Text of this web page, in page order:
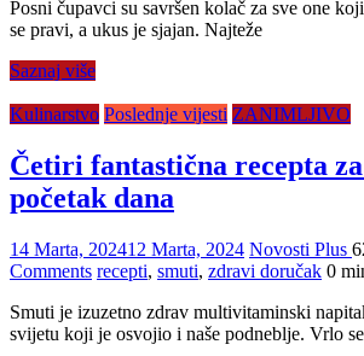
Posni čupavci su savršen kolač za sve one
se pravi, a ukus je sjajan. Najteže
Saznaj više
Kulinarstvo Poslednje vijesti ZANIMLJIVO
Četiri fantastična recepta
početak dana
14 Marta, 202412 Marta, 2024 Novosti Plus
Comments recepti, smuti, zdravi doručak 0
Smuti je izuzetno zdrav multivitaminski
svijetu koji je osvojio i naše podneblje. Vrlo